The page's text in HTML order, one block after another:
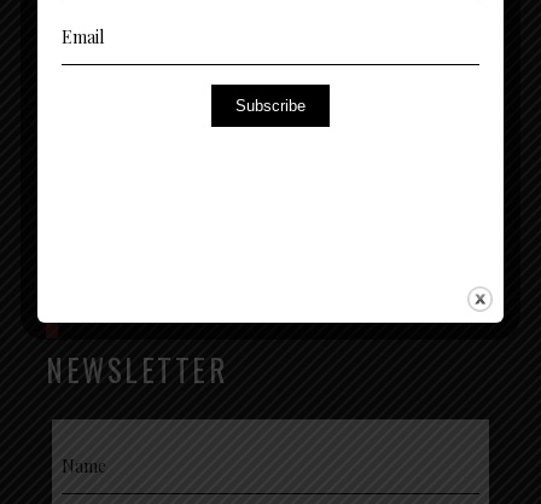
inquires@petitecherie.net
NEWSLETTER
Subscribe